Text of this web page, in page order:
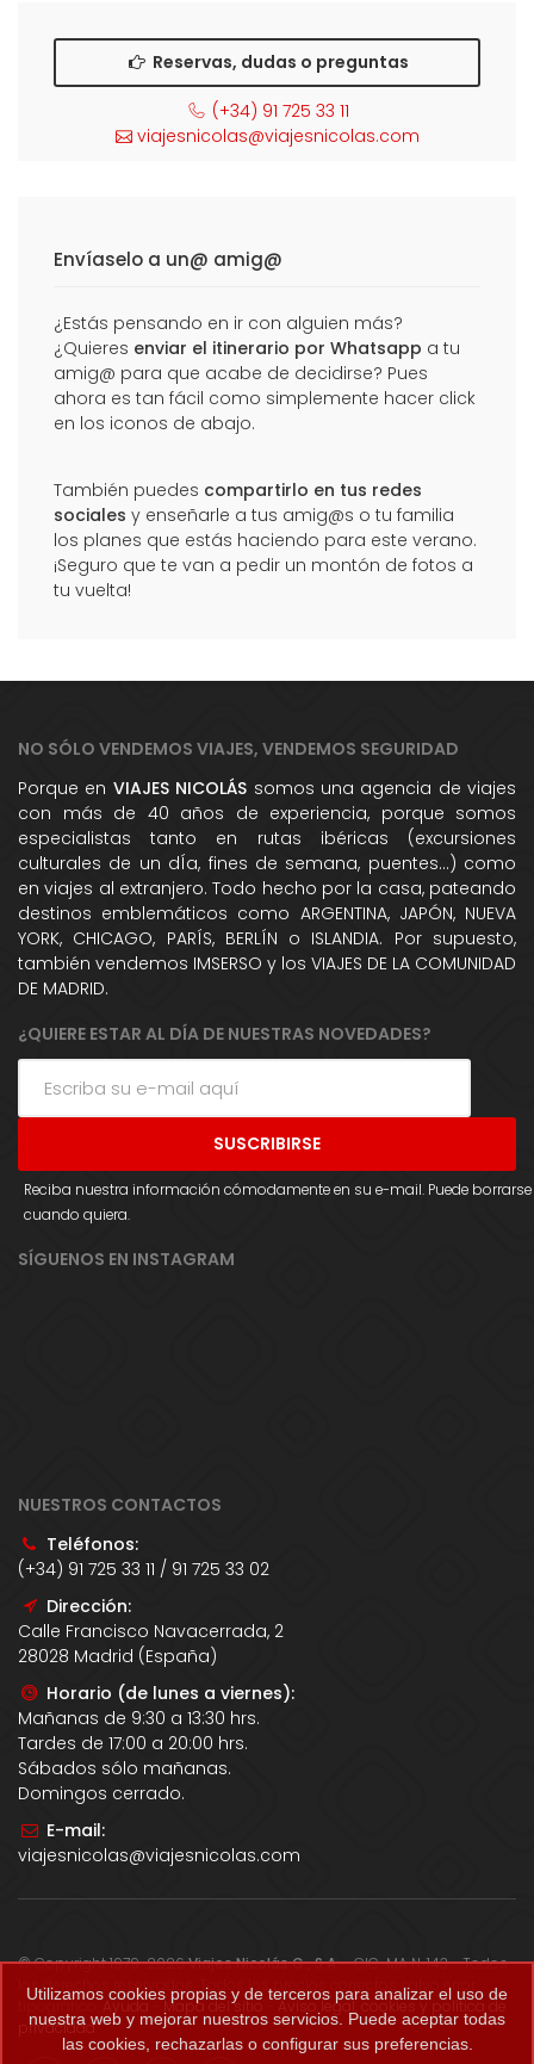
Reservas, dudas o preguntas
(+34) 91 725 33 11
viajesnicolas@viajesnicolas.com
Envíaselo a un@ amig@
¿Estás pensando en ir con alguien más?
¿Quieres enviar el itinerario por Whatsapp a tu
amig@ para que acabe de decidirse? Pues
ahora es tan fácil como simplemente hacer click
en los iconos de abajo.
También puedes compartirlo en tus redes
sociales y enseñarle a tus amig@s o tu familia
los planes que estás haciendo para este verano.
¡Seguro que te van a pedir un montón de fotos a
tu vuelta!
NO SÓLO VENDEMOS VIAJES, VENDEMOS SEGURIDAD
Porque en VIAJES NICOLÁS somos una agencia de viajes
con más de 40 años de experiencia, porque somos
especialistas tanto en rutas ibéricas (excursiones
culturales de un dÍa, fines de semana, puentes...) como
en viajes al extranjero. Todo hecho por la casa, pateando
destinos emblemáticos como ARGENTINA, JAPÓN, NUEVA
YORK, CHICAGO, PARÍS, BERLÍN o ISLANDIA. Por supuesto,
también vendemos IMSERSO y los VIAJES DE LA COMUNIDAD
DE MADRID.
¿QUIERE ESTAR AL DÍA DE NUESTRAS NOVEDADES?
Reciba nuestra información cómodamente en su e-mail. Puede borrarse
cuando quiera.
SÍGUENOS EN INSTAGRAM
NUESTROS CONTACTOS
Teléfonos:
(+34) 91 725 33 11 / 91 725 33 02
Dirección:
Calle Francisco Navacerrada, 2
28028 Madrid (España)
Horario (de lunes a viernes):
Mañanas de 9:30 a 13:30 hrs.
Tardes de 17:00 a 20:00 hrs.
Sábados sólo mañanas.
Domingos cerrado.
E-mail:
viajesnicolas@viajesnicolas.com
© Copyright 1979-2026Viajes Nicolás G., S.A.- CIC-MA N. 143 - Todos
los derechos reservados. Todos los precios correctos salvo error
tipográfico. Ayuda-Mapa del sitio -Aviso legal, cookies y política de
privacidad.
Utilizamos cookies propias y de terceros para analizar el uso de
nuestra web y mejorar nuestros servicios. Puede aceptar todas
las cookies, rechazarlas o configurar sus preferencias.